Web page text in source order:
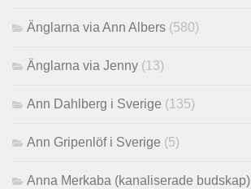
Änglarna via Ann Albers (580)
Änglarna via Jenny (13)
Ann Dahlberg i Sverige (135)
Ann Gripenlöf i Sverige (5)
Anna Merkaba (kanaliserade budskap)